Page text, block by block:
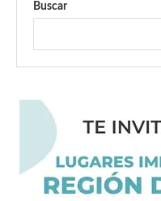
Buscar